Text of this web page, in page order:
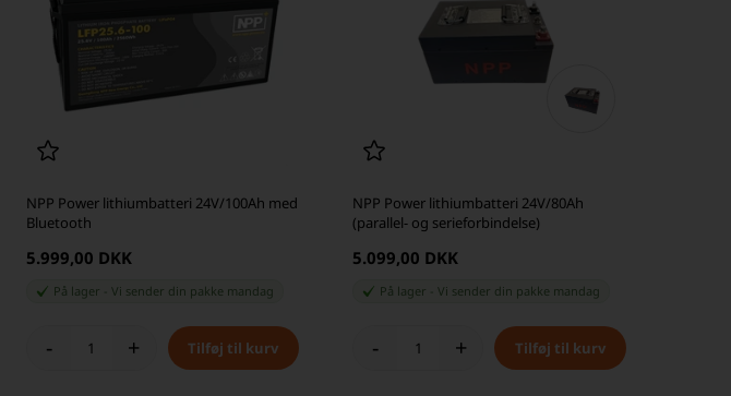
NPP Power lithiumbatteri 24V/100Ah med
Bluetooth
5.999,00 DKK
På lager Vi sender din pakke mandag
- +
NPP Power lithiumbatteri 24V/80Ah
(parallel- og serieforbindelse)
5.099,00 DKK
På lager -Vi sender din pakke mandag
- +